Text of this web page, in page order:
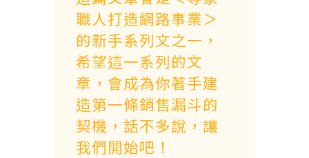
職人打造網路事業＞
的新手系列文之一，
希望這一系列的文
章，會成為你著手建
造第一條銷售漏斗的
契機，話不多說，讓
我們開始吧！